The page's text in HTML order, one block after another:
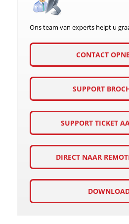
Ons team van experts helpt u
CONTACT
SUPPORT
SUPPORT TICKET
DIRECT NAAR